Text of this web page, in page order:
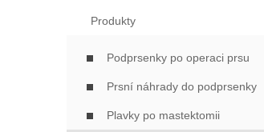
Produkty
Podprsenky po operaci prsu
Prsní náhrady do podprsenky
Plavky po mastektomii